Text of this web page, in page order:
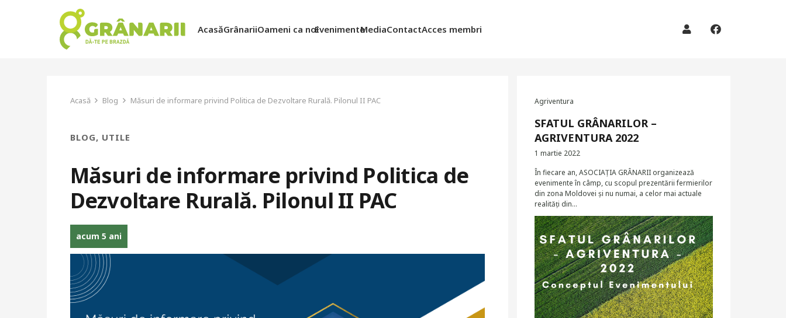
AcasăGrânariiOameni ca noiEvenimenteMediaContactAcces membri
Acasă Blog Măsuri de informare privind Politica de Dezvoltare Rurală. Pilonul II PAC
BLOG, UTILE
Măsuri de informare privind Politica de
Dezvoltare Rurală. Pilonul II PAC
acum 5 ani
Agriventura
SFATUL GRÂNARILOR –
AGRIVENTURA 2022
1 martie 2022
În fiecare an, ASOCIAȚIA GRÂNARII organizează
evenimente în câmp, cu scopul prezentării fermierilor
din zona Moldovei și nu numai, a celor mai actuale
realități din…